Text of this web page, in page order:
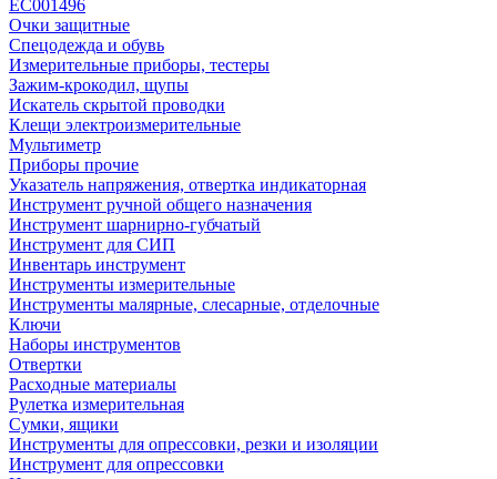
EC001496
Очки защитные
Спецодежда и обувь
Измерительные приборы, тестеры
Зажим-крокодил, щупы
Искатель скрытой проводки
Клещи электроизмерительные
Мультиметр
Приборы прочие
Указатель напряжения, отвертка индикаторная
Инструмент ручной общего назначения
Инструмент шарнирно-губчатый
Инструмент для СИП
Инвентарь инструмент
Инструменты измерительные
Инструменты малярные, слесарные, отделочные
Ключи
Наборы инструментов
Отвертки
Расходные материалы
Рулетка измерительная
Сумки, ящики
Инструменты для опрессовки, резки и изоляции
Инструмент для опрессовки